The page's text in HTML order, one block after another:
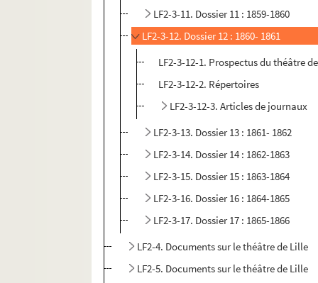
LF2-3-11. Dossier 11 : 1859-1860
LF2-3-12. Dossier 12 : 1860- 1861
LF2-3-12-1. Prospectus du théâtre
LF2-3-12-2. Répertoires
LF2-3-12-3. Articles de journaux
LF2-3-13. Dossier 13 : 1861- 1862
LF2-3-14. Dossier 14 : 1862-1863
LF2-3-15. Dossier 15 : 1863-1864
LF2-3-16. Dossier 16 : 1864-1865
LF2-3-17. Dossier 17 : 1865-1866
LF2-4. Documents sur le théâtre de Lille
LF2-5. Documents sur le théâtre de Lille